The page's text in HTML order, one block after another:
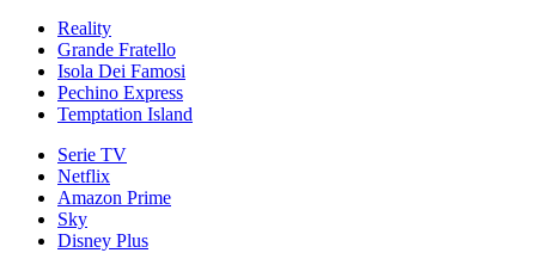
Reality
Grande Fratello
Isola Dei Famosi
Pechino Express
Temptation Island
Serie TV
Netflix
Amazon Prime
Sky
Disney Plus